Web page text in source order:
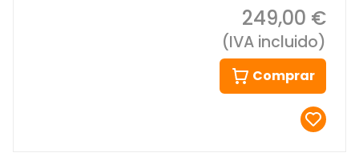
249,00 €
(IVA incluido)
Comprar